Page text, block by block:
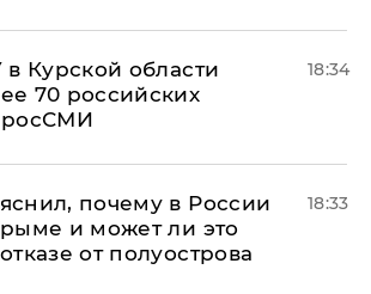
Курской области
70 российских
росСМИ
18:34
почему в России
и может ли это
от полуострова
18:33